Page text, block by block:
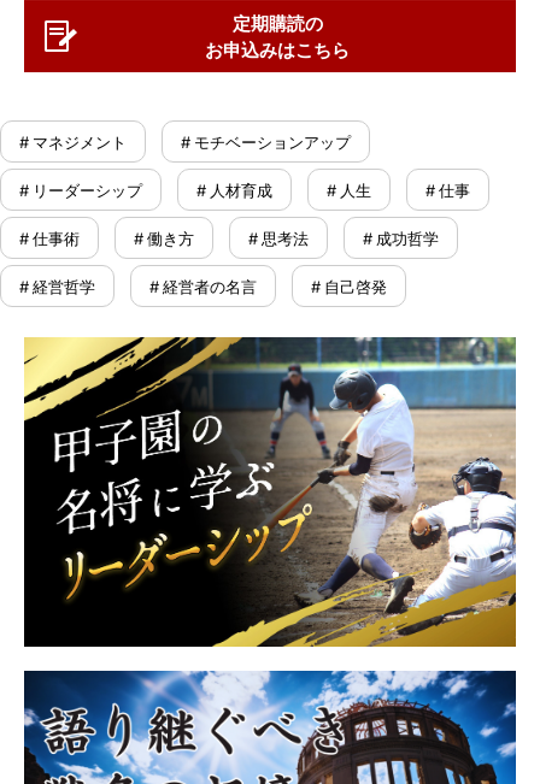
定期購読の
お申込みはこちら
# マネジメント # モチベーションアップ
# リーダーシップ # 人材育成 # 人生 # 仕事
# 仕事術 # 働き方 # 思考法 # 成功哲学
# 経営哲学 # 経営者の名言 # 自己啓発